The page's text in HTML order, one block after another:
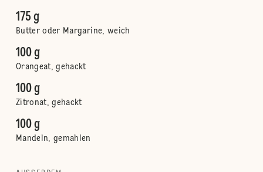
175 g
Butter oder Margarine, weich
100 g
Orangeat, gehackt
100 g
Zitronat, gehackt
100 g
Mandeln, gemahlen